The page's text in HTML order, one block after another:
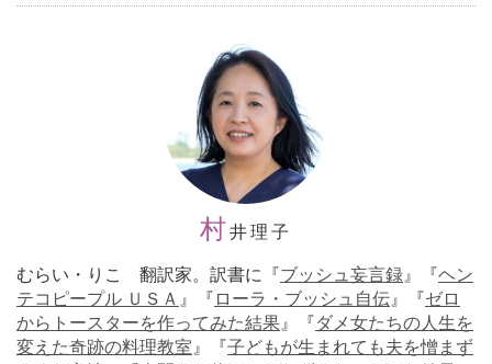
村井理子
むらい・りこ 翻訳家。訳書に『ブッシュ妄言録 』『ヘン
テコピープル ＵＳＡ 』『 ローラ・ブッシュ自伝 』『ゼロ
からトースターを作ってみた結果 』『ダメ女たちの人生を
変えた奇跡の料理教室 』『子どもが生まれても夫を憎まず